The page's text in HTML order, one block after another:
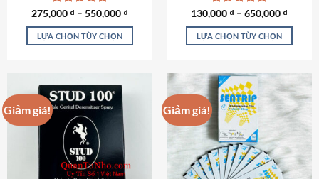
phẩm
phẩm
Được xếp
hạng4.87
5 sao
275,000₫ – 550,000₫
LỰA CHỌN TÙY CHỌN
có
nhiều
biến
thể.
Các
tùy
Được xếp
hạng5.00
5 sao
130,000₫ – 650,000₫
LỰA CHỌN TÙY CHỌN
này
có
nhiều
biến
thể.
Các
tùy
Giảm giá! Giảm giá!